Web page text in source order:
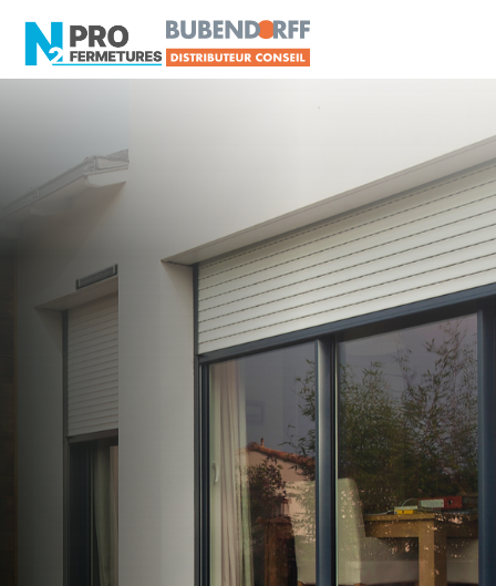
Tarif Pro & Assistance
BUBENDORFF
Machecoul-Saint-Même
Artisan, Menuisier, TPE ou PME proche de
Machecoul-Saint-Même ?
N2PRO Fermetures est votre référent Tarif Pro &
Assistance BUBENDORFF officiel pour vous
apporter : Tarifs directs usines sans minimum
d'achat - Assistance technique chantier et
service réactif avec simplicité.